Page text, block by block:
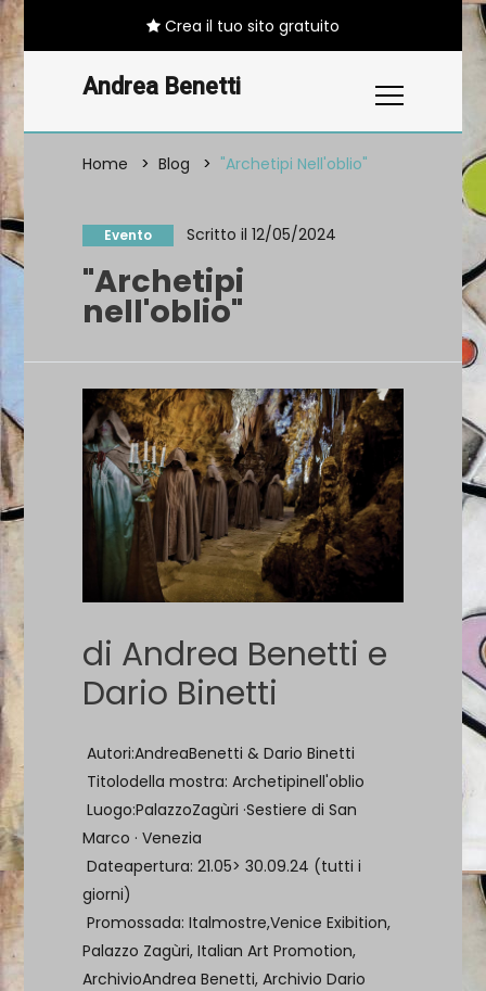
Crea il tuo sito gratuito
Andrea Benetti
Home Blog "Archetipi Nell'oblio"
Evento Scritto il 12/05/2024
"Archetipi
nell'oblio"
di Andrea Benetti e
Dario Binetti
Autori:AndreaBenetti & Dario Binetti
Titolodella mostra: Archetipinell'oblio
Luogo:PalazzoZagùri ·Sestiere di San
Marco · Venezia
Dateapertura: 21.05> 30.09.24 (tutti i
giorni)
Promossada: Italmostre,Venice Exibition,
Palazzo Zagùri, Italian Art Promotion,
ArchivioAndrea Benetti, Archivio Dario